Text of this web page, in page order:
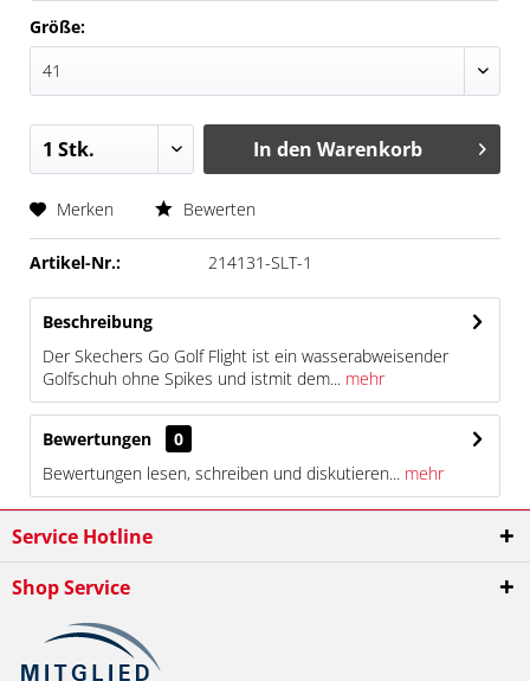
Größe:
In den Warenkorb
Merken Bewerten
Artikel-Nr.: 214131-SLT-1
Beschreibung
Der Skechers Go Golf Flight ist ein wasserabweisender
Golfschuh ohne Spikes und istmit dem... mehr
Bewertungen
0
Bewertungen lesen, schreiben und diskutieren... mehr
Service Hotline
Shop Service